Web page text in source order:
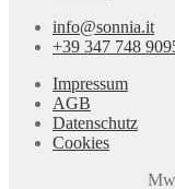
info@sonnia.it
+39 347 748
Impressum
AGB
Datenschutz
Cookies